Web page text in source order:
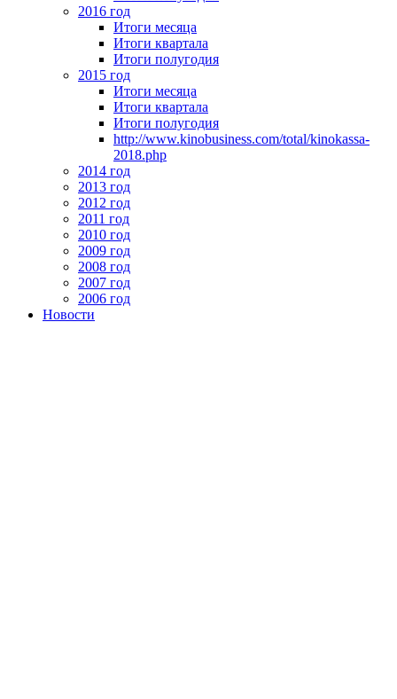
2016 год
Итоги месяца
Итоги квартала
Итоги полугодия
2015 год
Итоги месяца
Итоги квартала
Итоги полугодия
http://www.kinobusiness.com/total/kinokassa-
2018.php
2014 год
2013 год
2012 год
2011 год
2010 год
2009 год
2008 год
2007 год
2006 год
Новости